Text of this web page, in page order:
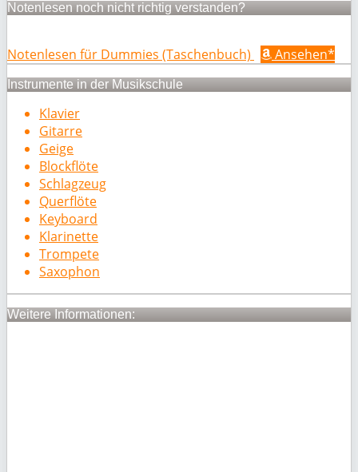
Notenlesen noch nicht richtig verstanden?
Notenlesen für Dummies (Taschenbuch) Ansehen*
Instrumente in der Musikschule
Klavier
Gitarre
Geige
Blockflöte
Schlagzeug
Querflöte
Keyboard
Klarinette
Trompete
Saxophon
Weitere Informationen: